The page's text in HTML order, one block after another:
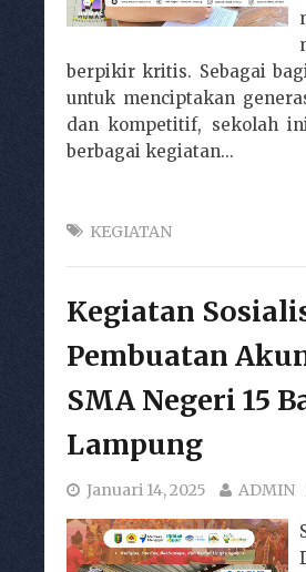
berpikir kritis. Sebagai
untuk menciptakan
dan kompetitif, sekolah
berbagai kegiatan...
KEGIATAN
Kegiatan
Pembuatan
SMA Negeri 15
Lampung
Januari 14, 2025 ADMIN